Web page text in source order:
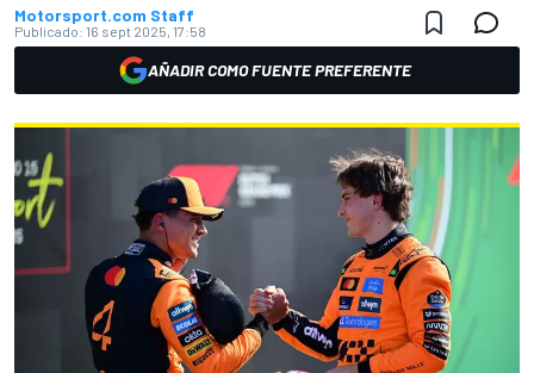
Motorsport.com Staff
Publicado: 16 sept 2025, 17:58
AÑADIR COMO FUENTE PREFERENTE